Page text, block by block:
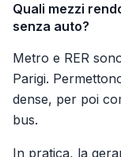
Quali mezzi
senza auto?
Metro e RER
Parigi.
dense, per poi
bus.
In pratica, la